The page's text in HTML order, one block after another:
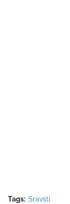
Tags: Sravsti